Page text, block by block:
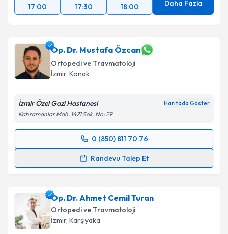
17:00 17:30 18:00 Daha Fazla
Op. Dr. Mustafa Özcan
Ortopedi ve Travmatoloji
İzmir, Konak
İzmir Özel Gazi Hastanesi Haritada Göster
Kahramanlar Mah. 1421 Sok. No: 29
0 (850) 811 70 76
Randevu Talep Et
Randevu Takvimi Talebi
takvim hazırlandığında e-posta ile bilgilendireceğiz.
E-posta Adresiniz
Op. Dr. Ahmet Cemil Turan
Ortopedi ve Travmatoloji
İzmir, Karşıyaka